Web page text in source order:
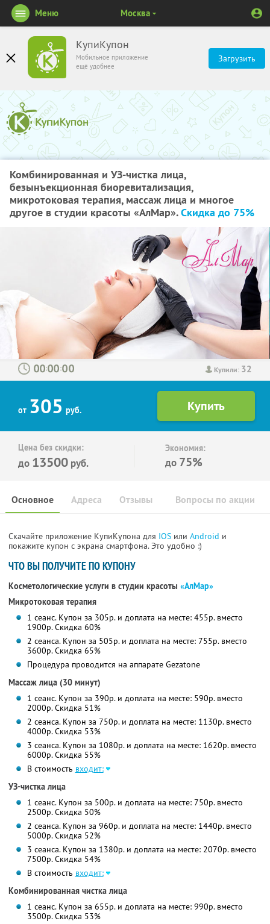
КупиКупон
Мобильное приложение
ещё удобнее
Загрузить
Меню Москва
Комбинированная и УЗ-чистка лица,
безынъекционная биоревитализация,
микротоковая терапия, массаж лица и многое
другое в студии красоты «АлМар».Скидка до 75%
Купили: 32
: :
от 305 руб.
Цена без скидки:
до 13500 руб.
Экономия:
до 75%
Основное Отзывы Вопросы по акции
Адреса
Скачайте приложение КупиКупона для IOS или Android и
покажите купон с экрана смартфона. Это удобно :)
ЧТО ВЫ ПОЛУЧИТЕ ПО КУПОНУ
Косметологические услуги в студии красоты «АлМар»
Микротоковая терапия
1 сеанс. Купон за 305р. и доплата на месте: 455р. вместо
1900р. Скидка 60%
2 сеанса. Купон за 505р. и доплата на месте: 755р. вместо
3600р. Скидка 65%
Процедура проводится на аппарате Gezatone
Массаж лица (30 минут)
1 сеанс. Купон за 390р. и доплата на месте: 590р. вместо
2000р. Скидка 51%
2 сеанса. Купон за 750р. и доплата на месте: 1130р. вместо
4000р. Скидка 53%
3 сеанса. Купон за 1080р. и доплата на месте: 1620р. вместо
6000р. Скидка 55%
В стоимость входит:
УЗ-чистка лица
1 сеанс. Купон за 500р. и доплата на месте: 750р. вместо
2500р. Скидка 50%
2 сеанса. Купон за 960р. и доплата на месте: 1440р. вместо
5000р. Скидка 52%
3 сеанса. Купон за 1380р. и доплата на месте: 2070р. вместо
7500р. Скидка 54%
В стоимость входит:
Комбинированная чистка лица
1 сеанс. Купон за 655р. и доплата на месте: 990р. вместо
3500р. Скидка 53%